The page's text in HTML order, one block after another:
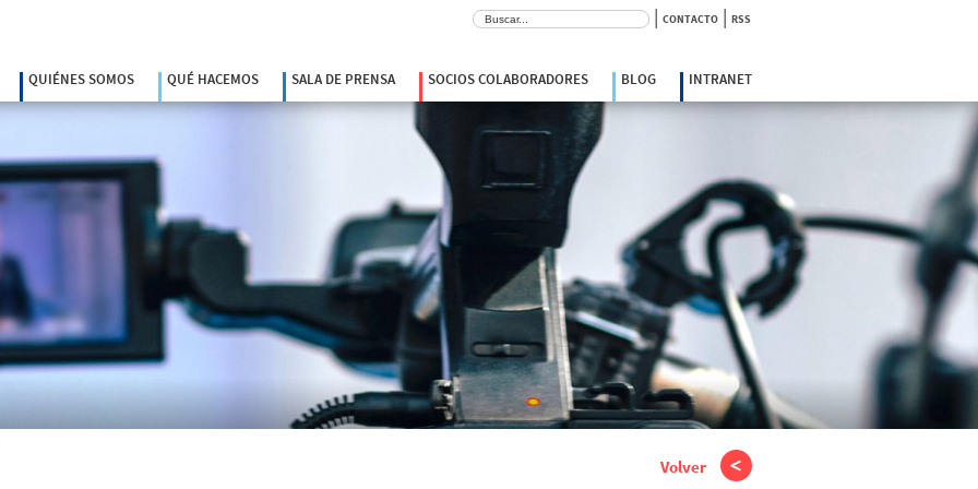
Buscar: | CONTACTO | RSS
QUIÉNES SOMOS QUÉ HACEMOS SALA DE PRENSA SOCIOS COLABORADORES BLOG INTRANET
Volver